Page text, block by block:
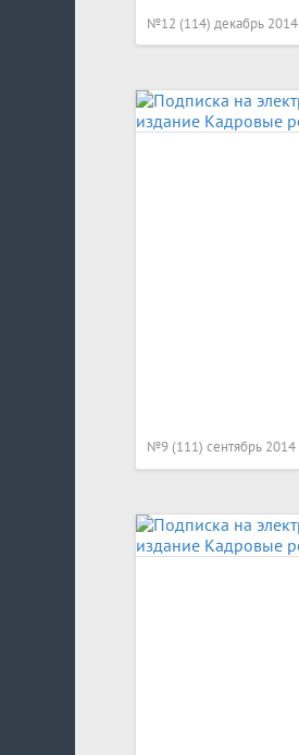
№12 (114) декабрь 2014
№9 (111) сентябрь 2014